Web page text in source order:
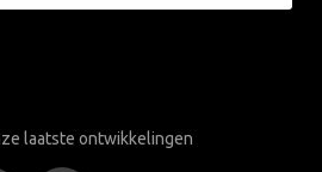
laatste ontwikkelingen